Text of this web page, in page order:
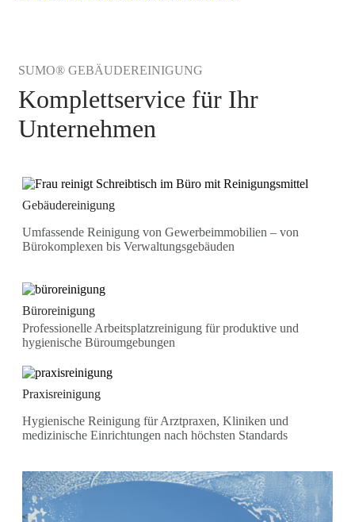
SUMO® GEBÄUDEREINIGUNG
Komplettservice für Ihr
Unternehmen
Gebäudereinigung
Umfassende Reinigung von Gewerbeimmobilien – von
Bürokomplexen bis Verwaltungsgebäuden
Büroreinigung
Professionelle Arbeitsplatzreinigung für produktive und
hygienische Büroumgebungen
Praxisreinigung
Hygienische Reinigung für Arztpraxen, Kliniken und
medizinische Einrichtungen nach höchsten Standards